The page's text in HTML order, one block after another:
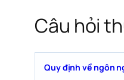
Câu hỏi
Quy định về ngôn